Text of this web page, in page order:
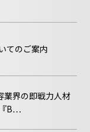
てのご案内
業界の即戦力人材
B…